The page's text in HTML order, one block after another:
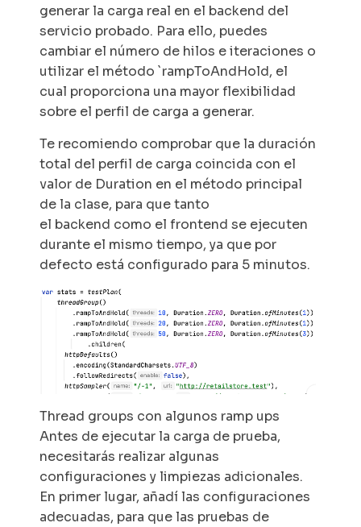
generar la carga real en el backend del
servicio probado. Para ello, puedes
cambiar el número de hilos e iteraciones o
utilizar el método `rampToAndHold, el
cual proporciona una mayor flexibilidad
sobre el perfil de carga a generar.
Te recomiendo comprobar que la duración
total del perfil de carga coincida con el
valor de Duration en el método principal
de la clase, para que tanto
el backend como el frontend se ejecuten
durante el mismo tiempo, ya que por
defecto está configurado para 5 minutos.
Thread groups con algunos ramp ups
Antes de ejecutar la carga de prueba,
necesitarás realizar algunas
configuraciones y limpiezas adicionales.
En primer lugar, añadí las configuraciones
adecuadas, para que las pruebas de